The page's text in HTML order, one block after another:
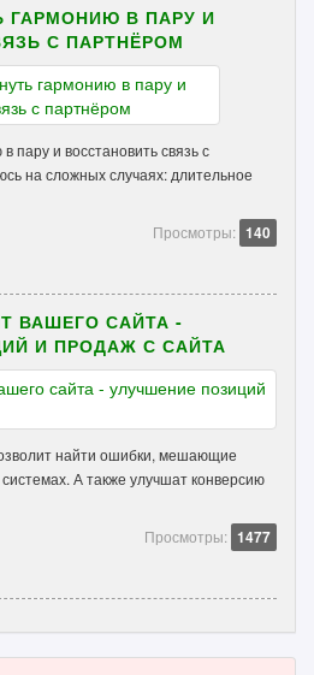
ГАРМОНИЮ В ПАРУ И
С ПАРТНЁРОМ
пару и восстановить связь с
на сложных случаях: длительное
Просмотры: 140
ВАШЕГО САЙТА -
И ПРОДАЖ С САЙТА
найти ошибки, мешающие
А также улучшат конверсию
Просмотры: 1477